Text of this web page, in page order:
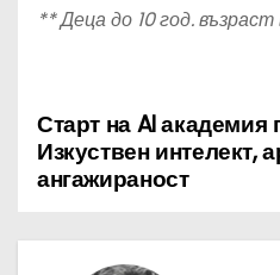
** Деца до 10 год.
Н
а
в
Старт на AI академия
Изкуствен интелект,
ангажираност